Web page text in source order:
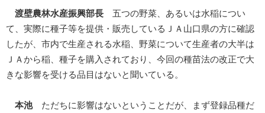
渡壁農林水産振興部長 五つの野菜、あるいは水稲につい
て、実際に種子等を提供・販売しているＪＡ山口県の方に確認
したが、市内で生産される水稲、野菜について生産者の大半は
ＪＡから稲、種子を購入されており、今回の種苗法の改正で大
きな影響を受ける品目はないと聞いている。
本池ただちに影響はないということだが、まず登録品種だ